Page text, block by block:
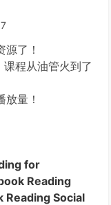
了！
课程从油管火到了
量！
for
Reading
Reading Social